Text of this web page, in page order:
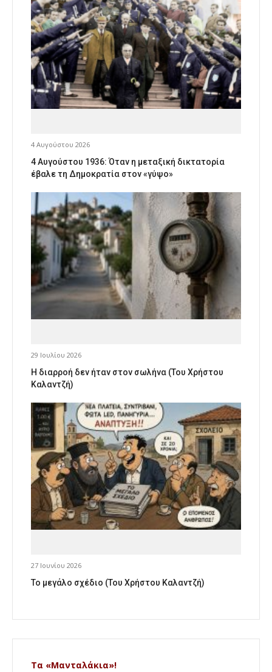
4 Αυγούστου 2026
4 Αυγούστου 1936: Όταν η μεταξική δικτατορία
έβαλε τη Δημοκρατία στον «γύψο»
29 Ιουλίου 2026
Η διαρροή δεν ήταν στον σωλήνα (Του Χρήστου
Καλαντζή)
27 Ιουνίου 2026
Το μεγάλο σχέδιο (Του Χρήστου Καλαντζή)
Τα «Μανταλάκια»!